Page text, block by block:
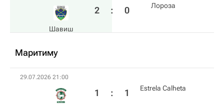
Шавиш
2 : 0 Лороза
Маритиму
29.07.2026 21:00
1 : 1 Estrela Calheta